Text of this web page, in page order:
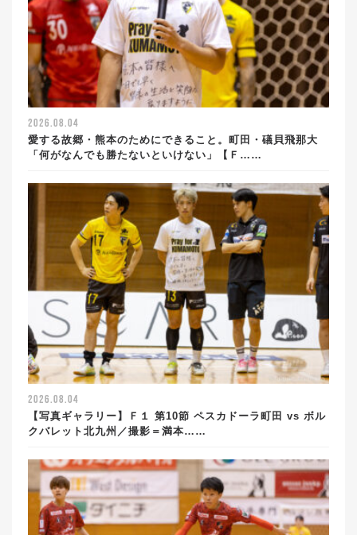
2026.08.04
愛する故郷・熊本のためにできること。町田・礒貝飛那大
「何がなんでも勝たないといけない」【Ｆ……
2026.08.04
【写真ギャラリー】Ｆ１ 第10節 ペスカドーラ町田 vs ボル
クバレット北九州／撮影＝満本……